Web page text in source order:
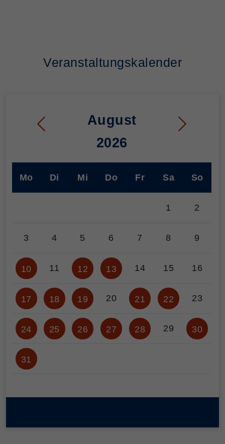
Veranstaltungskalender
August
2026
Mo Di Mi Do Fr Sa So
1 2
3 4 5 6 7 8 9
10 11 12 13 14 15 16
17 18 19 20 21 22 23
24 25 26 27 28 29 30
31